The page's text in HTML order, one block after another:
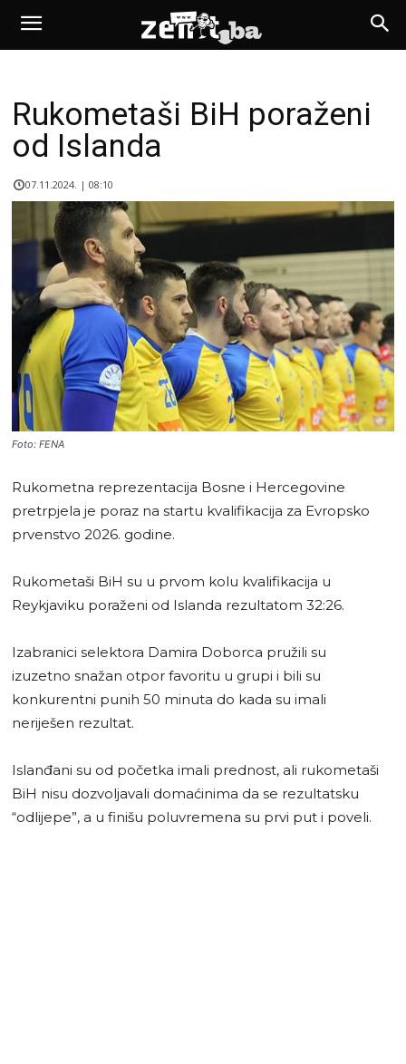
Rukometaši BiH poraženi
od Islanda
07.11.2024. | 08:10
Foto: FENA
Rukometna reprezentacija Bosne i Hercegovine
pretrpjela je poraz na startu kvalifikacija za Evropsko
prvenstvo 2026. godine.
Rukometaši BiH su u prvom kolu kvalifikacija u
Reykjaviku poraženi od Islanda rezultatom 32:26.
Izabranici selektora Damira Doborca pružili su
izuzetno snažan otpor favoritu u grupi i bili su
konkurentni punih 50 minuta do kada su imali
neriješen rezultat.
Islanđani su od početka imali prednost, ali rukometaši
BiH nisu dozvoljavali domaćinima da se rezultatsku
“odlijepe”, a u finišu poluvremena su prvi put i poveli.